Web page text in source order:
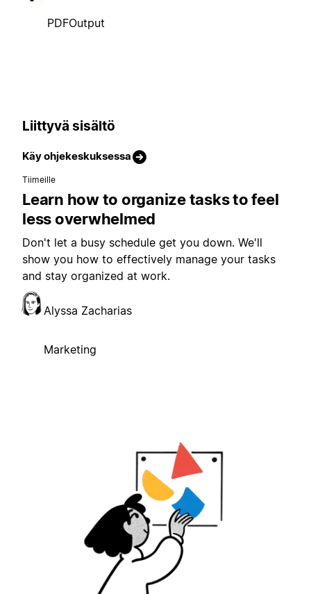
PDFOutput
Liittyvä sisältö
Käy ohjekeskuksessa
Tiimeille
Learn how to organize tasks to feel
less overwhelmed
Don't let a busy schedule get you down. We'll
show you how to effectively manage your tasks
and stay organized at work.
Alyssa Zacharias
Marketing